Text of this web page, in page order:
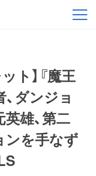
ト】『魔王
ダンジョ
雄、第二
ンを手なず